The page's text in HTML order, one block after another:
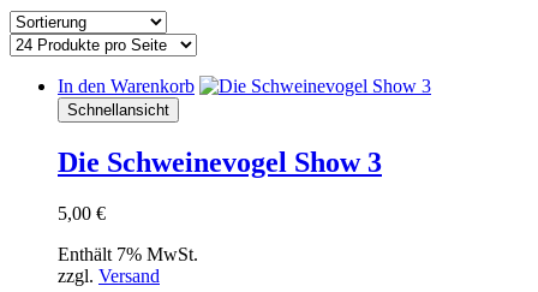
In den Warenkorb
Schnellansicht
Die Schweinevogel Show 3
5,00 €
Enthält 7% MwSt.
zzgl. Versand